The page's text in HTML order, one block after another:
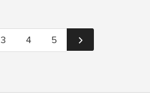
3 4 5